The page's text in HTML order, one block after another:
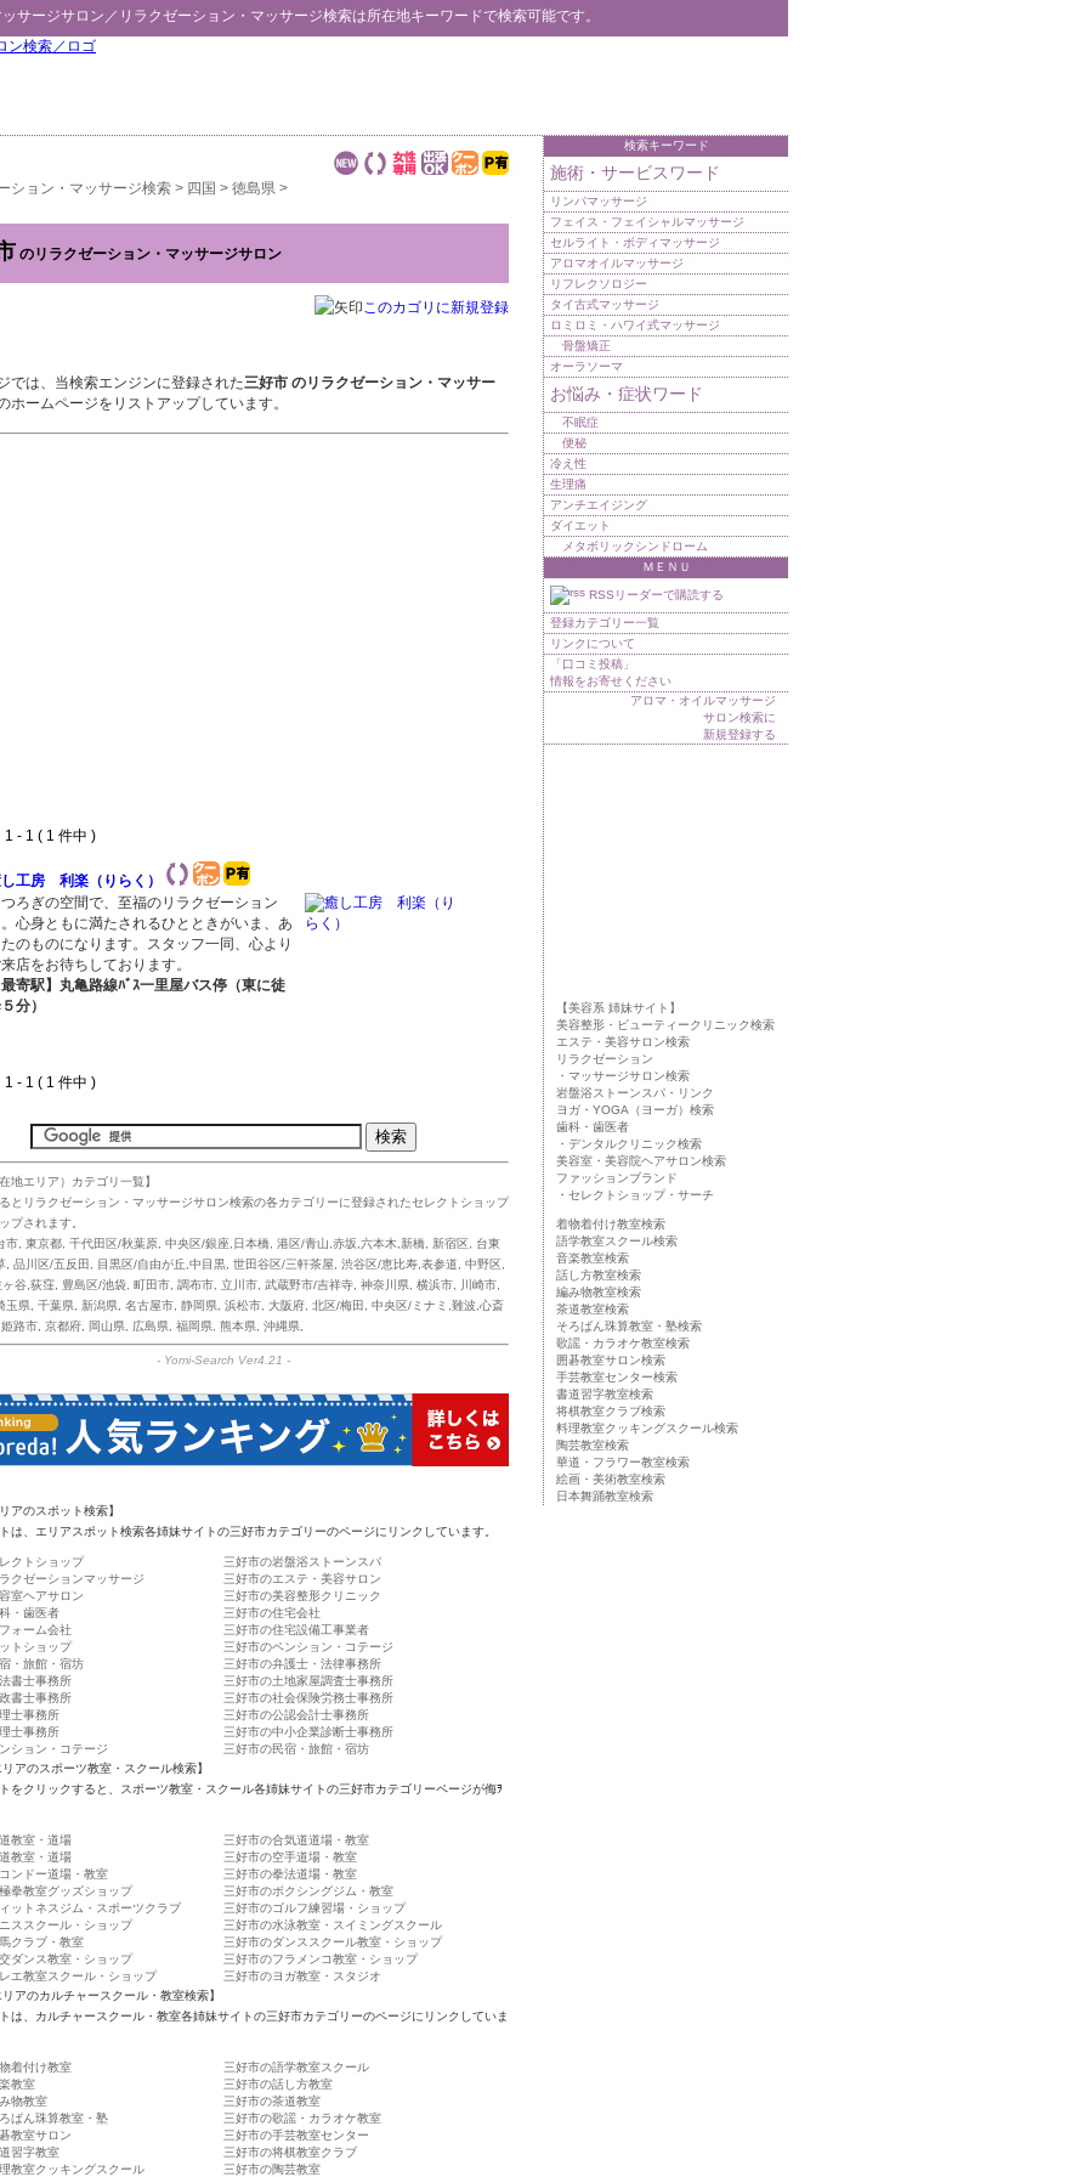
サージサロン／ リラクゼーション・マッサージ検索は所在地キーワードで検索可能です。
ション・マッサージ検索 > 四国 > 徳島県 >
のリラクゼーション・マッサージサロン
このカゴリに新規登録
では、当検索エンジンに登録された三好市 のリラクゼーション・マッサー
ホームページをリストアップしています。
1 ( 1 件中 )
工房 利楽（りらく）
ろぎの空間で、至福のリラクゼーション
心身ともに満たされるひとときがいま、あ
のものになります。スタッフ一同、心より
店をお待ちしております。
寄駅】丸亀路線ﾊﾞｽ一里屋バス停（東に徒
分）
1 ( 1 件中 )
地エリア）カテゴリ一覧】
とリラクゼーション・マッサージサロン検索の各カテゴリーに登録されたセレクトショップ
プされます。
市 東京都 千代田区/秋葉原 中央区/銀座,日本橋 港区/青山,赤坂,六本木,新橋 新宿区
台東
品川区/五反田 目黒区/自由が丘,中目黒 世田谷区/三軒茶屋 渋谷区/恵比寿,表参道 中野区
谷,荻窪
豊島区/池袋 町田市 調布市 立川市 武蔵野市/吉祥寺 神奈川県 横浜市 川崎市
玉県 千葉県 新潟県 名古屋市 静岡県 浜松市 大阪府 北区/梅田
中央区/ミナミ,難波,心斎
姫路市 京都府 岡山県 広島県 福岡県 熊本県 沖縄県
- Yomi-Search Ver4.21 -
アのスポット検索】
は、エリアスポット検索各姉妹サイトの三好市カテゴリーのページにリンクしています。
クトショップ
三好市の岩盤浴ストーンスパ
クゼーションマッサージ
三好市のエステ・美容サロン
室ヘアサロン
三好市の美容整形クリニック
・歯医者
三好市の住宅会社
ォーム会社
三好市の住宅設備工事業者
トショップ
三好市のペンション・コテージ
・旅館・宿坊
三好市の弁護士・法律事務所
書士事務所
三好市の土地家屋調査士事務所
書士事務所
三好市の社会保険労務士事務所
士事務所
三好市の公認会計士事務所
士事務所
三好市の中小企業診断士事務所
ション・コテージ
三好市の民宿・旅館・宿坊
アのスポーツ教室・スクール検索】
をクリックすると、スポーツ教室・スクール各姉妹サイトの三好市カテゴリーページが侮ｦ
教室・道場
三好市の合気道道場・教室
教室・道場
三好市の空手道場・教室
ンドー道場・教室
三好市の拳法道場・教室
拳教室グッズショップ
三好市のボクシングジム・教室
ットネスジム・スポーツクラブ
三好市のゴルフ練習場・ショップ
ススクール・ショップ
三好市の水泳教室・スイミングスクール
クラブ・教室
三好市のダンススクール教室・ショップ
ダンス教室・ショップ
三好市のフラメンコ教室・ショップ
エ教室スクール・ショップ
三好市のヨガ教室・スタジオ
アのカルチャースクール・教室検索】
は、カルチャースクール・教室各姉妹サイトの三好市カテゴリーのページにリンクしていま
着付け教室
三好市の語学教室スクール
教室
三好市の話し方教室
物教室
三好市の茶道教室
ばん珠算教室・塾
三好市の歌謡・カラオケ教室
教室サロン
三好市の手芸教室センター
習字教室
三好市の将棋教室クラブ
教室クッキングスクール
三好市の陶芸教室
検索キーワード
施術・サービスワード
リンパマッサージ
フェイス・フェイシャルマッサージ
セルライト・ボディマッサージ
アロマオイルマッサージ
リフレクソロジー
タイ古式マッサージ
ロミロミ・ハワイ式マッサージ
骨盤矯正
オーラソーマ
お悩み・症状ワード
不眠症
便秘
冷え性
生理痛
アンチエイジング
ダイエット
メタボリックシンドローム
ＭＥＮＵ
RSSリーダーで購読する
登録カテゴリー一覧
リンクについて
「口コミ投稿」
情報をお寄せください
アロマ・オイルマッサージ
サロン検索に
新規登録する
【美容系 姉妹サイト】
美容整形・ビューティークリニック検索
エステ・美容サロン検索
リラクゼーション
・マッサージサロン検索
岩盤浴ストーンスパ・リンク
ヨガ・YOGA（ヨーガ）検索
歯科・歯医者
・デンタルクリニック検索
美容室・美容院ヘアサロン検索
ファッションブランド
・セレクトショップ・サーチ
着物着付け教室検索
語学教室スクール検索
音楽教室検索
話し方教室検索
編み物教室検索
茶道教室検索
そろばん珠算教室・塾検索
歌謡・カラオケ教室検索
囲碁教室サロン検索
手芸教室センター検索
書道習字教室検索
将棋教室クラブ検索
料理教室クッキングスクール検索
陶芸教室検索
華道・フラワー教室検索
絵画・美術教室検索
日本舞踊教室検索